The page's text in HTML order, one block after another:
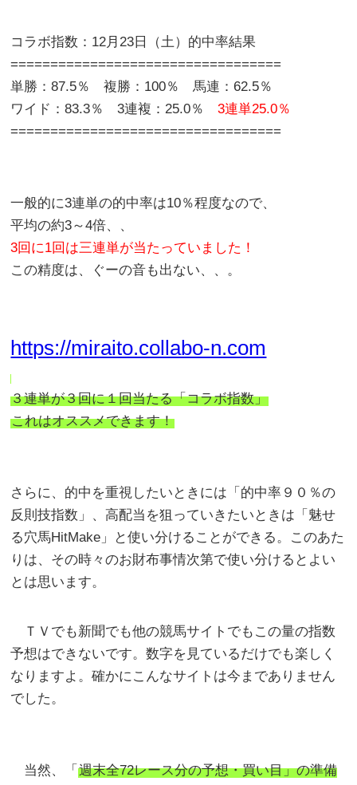
コラボ指数：12月23日（土）的中率結果
==================================
単勝：87.5％ 複勝：100％ 馬連：62.5％
ワイド：83.3％ 3連複：25.0％3連単25.0％
==================================
一般的に3連単の的中率は10％程度なので、
平均の約3～4倍、、
3回に1回は三連単が当たっていました！
この精度は、ぐーの音も出ない、、。
https://miraito.collabo-n.com
３連単が３回に１回当たる「コラボ指数」
これはオススメできます！
さらに、的中を重視したいときには「的中率９０％の
反則技指数」、高配当を狙っていきたいときは「魅せ
る穴馬HitMake」と使い分けることができる。このあた
りは、その時々のお財布事情次第で使い分けるとよい
とは思います。
ＴＶでも新聞でも他の競馬サイトでもこの量の指数
予想はできないです。数字を見ているだけでも楽しく
なりますよ。確かにこんなサイトは今までありません
でした。
当然、「週末全72レース分の予想・買い目」の準備